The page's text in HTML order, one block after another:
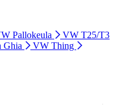
Pallokeula
VW T25/T3
Ghia VW Thing